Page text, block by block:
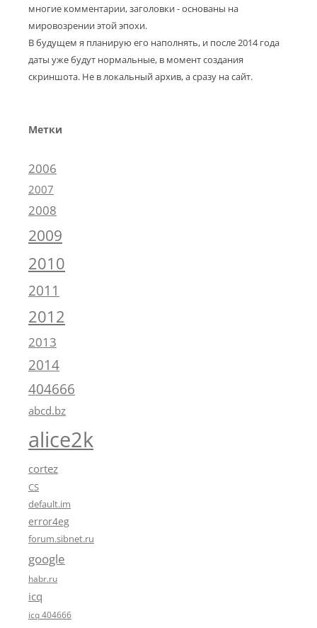
многие комментарии, заголовки - основаны на
мировозрении этой эпохи.
В будущем я планирую его наполнять, и после 2014 года
даты уже будут нормальные, в момент создания
скриншота. Не в локальный архив, а сразу на сайт.
Метки
2006
2007
2008
2009
2010
2011
2012
2013
2014
404666
abcd.bz
alice2k
cortez
CS
default.im
error4eg
forum.sibnet.ru
google
habr.ru
icq
icq 404666